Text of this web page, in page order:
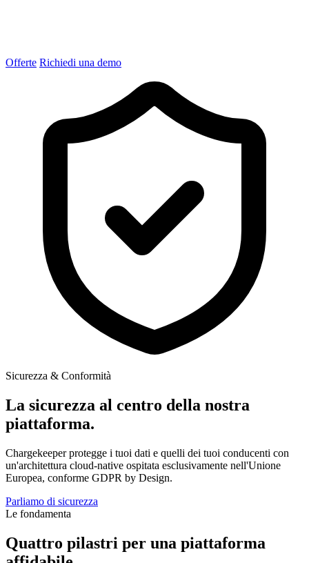
Offerte Richiedi una demo
Sicurezza & Conformità
La sicurezza al centro della nostra
piattaforma.
Chargekeeper protegge i tuoi dati e quelli dei tuoi conducenti con
un'architettura cloud-native ospitata esclusivamente nell'Unione
Europea, conforme GDPR by Design.
Parliamo di sicurezza
Le fondamenta
Quattro pilastri per una piattaforma